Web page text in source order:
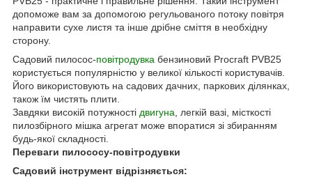
допоможе вам за допомогою регульованого потоку повітря
направити сухе листя та інше дрібне сміття в необхідну
сторону.
Садовий пилосос-повітродувка бензиновий Procraft PVB25
користується популярністю у великої кількості користувачів.
Його використовують на садових дачних, паркових ділянках,
також їм чистять плити.
Завдяки високій потужності двигуна , легкій вазі, місткості
пилозбірного мішка агрегат може впоратися зі збиранням
будь-якої складності.
Переваги пилососу-повітродувки
Садовий інструмент відрізняється: